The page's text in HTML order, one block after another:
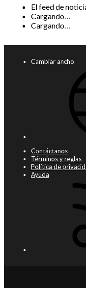
El feed de
Cargando…
Cargando…
Cambiar ancho
Contáctanos
Términos y reglas
Política de
Ayuda